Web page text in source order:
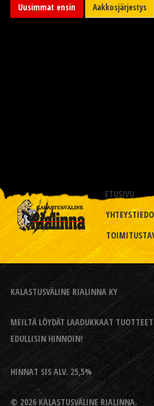
Uusimmat ensin Aakkosjärjestys
ETUSIVU
KALASTUSVÄLINE RIALINNA KY
MEILTÄ LÖYDÄT LAADUKKAAT
EDULLISIN HINNOIN!
HINNAT SIS ALV. 25,5%
© 2026 KALASTUSVÄLINE RIALINNA.